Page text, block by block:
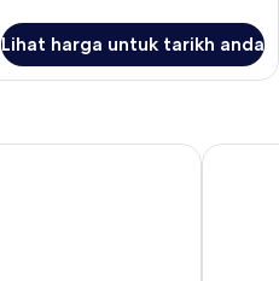
Lihat harga untuk tarikh anda
Mercure